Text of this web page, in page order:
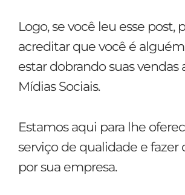
Logo, se você leu esse post,
acreditar que você é
estar dobrando suas vendas
Mídias Sociais.
Estamos aqui para lhe
serviço de qualidade e fazer
por sua empresa.